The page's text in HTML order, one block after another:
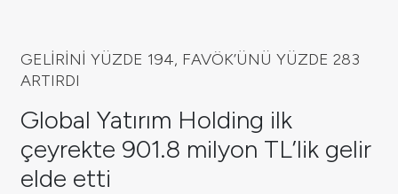
GELİRİNİ YÜZDE 194, FAVÖK’ÜNÜ YÜZDE 283
ARTIRDI
Global Yatırım Holding ilk
çeyrekte 901.8 milyon TL’lik gelir
elde etti